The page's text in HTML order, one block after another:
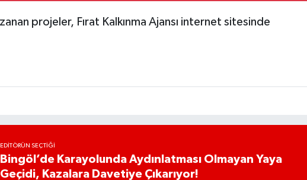
projeler, Fırat Kalkınma Ajansı internet sitesinde
EDITÖRÜN SEÇTIĞI
Bingöl’de Karayolunda Aydınlatması Olmayan Yaya
Geçidi, Kazalara Davetiye Çıkarıyor!